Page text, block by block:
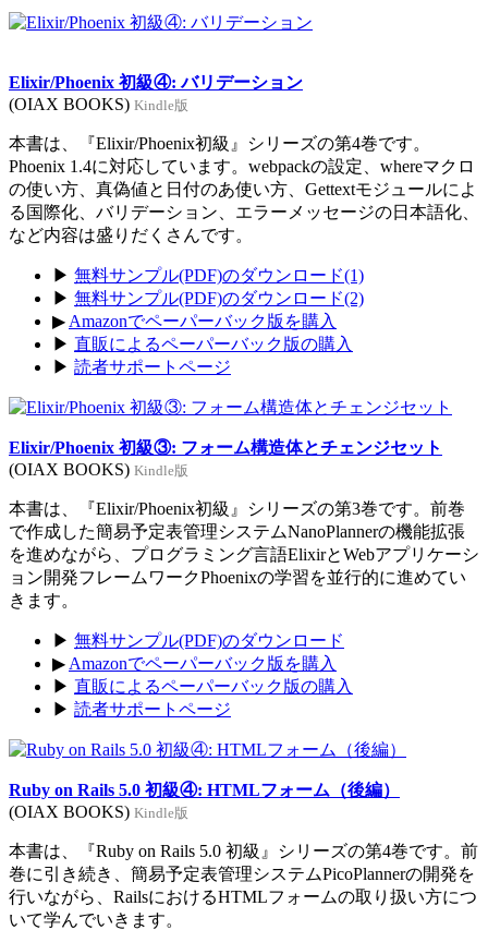
Elixir/Phoenix 初級④: バリデーション
(OIAX BOOKS) Kindle版
本書は、『Elixir/Phoenix初級』シリーズの第4巻です。
Phoenix 1.4に対応しています。webpackの設定、whereマクロ
の使い方、真偽値と日付のあ使い方、Gettextモジュールによ
る国際化、バリデーション、エラーメッセージの日本語化、
など内容は盛りだくさんです。
▶ 無料サンプル(PDF)のダウンロード(1)
▶ 無料サンプル(PDF)のダウンロード(2)
▶ Amazonでペーパーバック版を購入
▶ 直販によるペーパーバック版の購入
▶ 読者サポートページ
Elixir/Phoenix 初級③: フォーム構造体とチェンジセット
(OIAX BOOKS) Kindle版
本書は、『Elixir/Phoenix初級』シリーズの第3巻です。前巻
で作成した簡易予定表管理システムNanoPlannerの機能拡張
を進めながら、プログラミング言語ElixirとWebアプリケーシ
ョン開発フレームワークPhoenixの学習を並行的に進めてい
きます。
▶ 無料サンプル(PDF)のダウンロード
▶ Amazonでペーパーバック版を購入
▶ 直販によるペーパーバック版の購入
▶ 読者サポートページ
Ruby on Rails 5.0 初級④: HTMLフォーム（後編）
(OIAX BOOKS) Kindle版
本書は、『Ruby on Rails 5.0 初級』シリーズの第4巻です。前
巻に引き続き、簡易予定表管理システムPicoPlannerの開発を
行いながら、RailsにおけるHTMLフォームの取り扱い方につ
いて学んでいきます。